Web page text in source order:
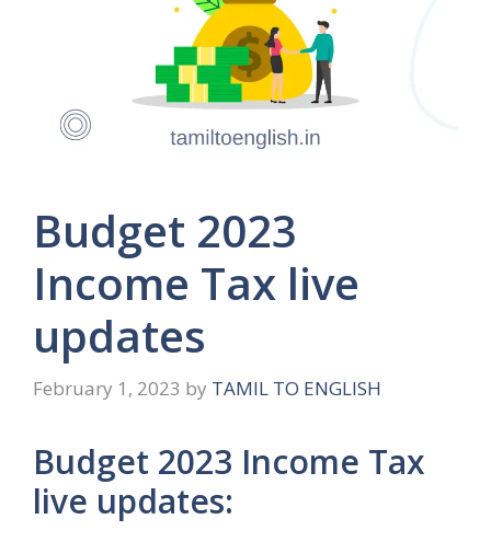
Budget 2023
Income Tax live
updates
February 1, 2023 by TAMIL TO ENGLISH
Budget 2023 Income Tax
live updates: